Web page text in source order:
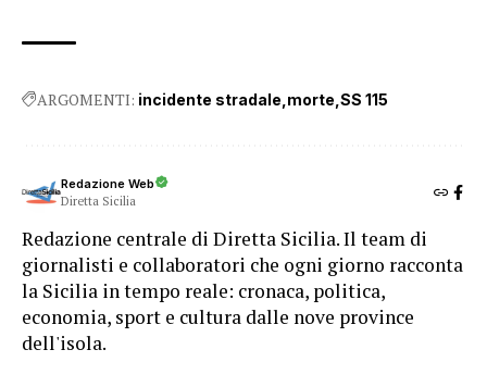
ARGOMENTI: incidente stradale morte SS 115
Redazione Web
Diretta Sicilia
Redazione centrale di Diretta Sicilia. Il team di
giornalisti e collaboratori che ogni giorno racconta
la Sicilia in tempo reale: cronaca, politica,
economia, sport e cultura dalle nove province
dell'isola.